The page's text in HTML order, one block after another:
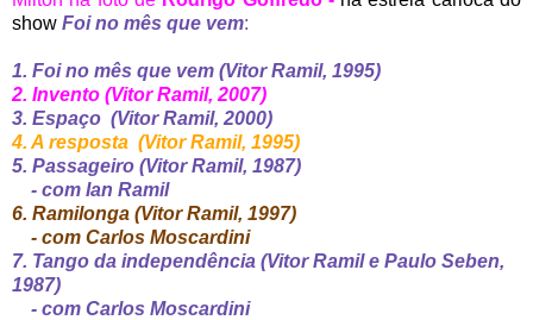
show Foi no mês que vem:
1. Foi no mês que vem (Vitor Ramil, 1995)
2. Invento (Vitor Ramil, 2007)
3. Espaço (Vitor Ramil, 2000)
4. A resposta (Vitor Ramil, 1995)
5. Passageiro (Vitor Ramil, 1987)
- com Ian Ramil
6. Ramilonga (Vitor Ramil, 1997)
- com Carlos Moscardini
7. Tango da independência (Vitor Ramil e Paulo Seben,
1987)
- com Carlos Moscardini